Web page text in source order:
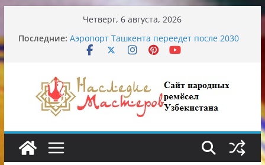
содержимому
Четверг, 6 августа, 2026
Последние: Аэропорт Ташкента переедет после 2030
года
Обрушение на одном из ключевых
перекрёстков Ташкента: перекрыт
путепровод на Буюк Ипак Йули
Узбекские традиционные узоры:
символика и происхождение